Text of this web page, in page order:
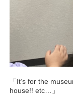
「It’s for the
house!! etc…」